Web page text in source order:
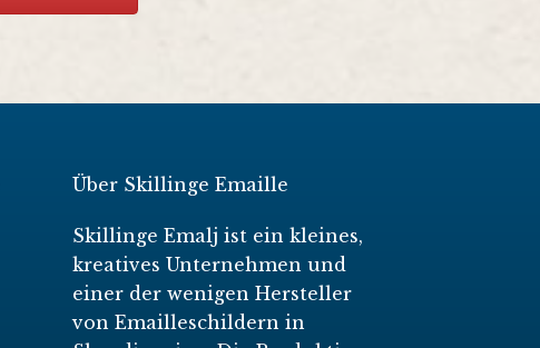
Über Skillinge Emaille
Skillinge Emalj ist ein kleines,
kreatives Unternehmen und
einer der wenigen Hersteller
von Emailleschildern in